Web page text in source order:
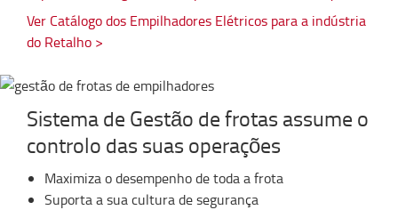
Ver Catálogo dos Empilhadores Elétricos para a indústria
do Retalho >
Sistema de Gestão de frotas assume o
controlo das suas operações
Maximiza o desempenho de toda a frota
Suporta a sua cultura de segurança